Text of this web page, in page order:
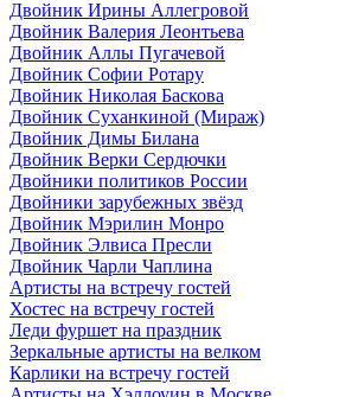
Двойник Ирины Аллегровой
Двойник Валерия Леонтьева
Двойник Аллы Пугачевой
Двойник Софии Ротару
Двойник Николая Баскова
Двойник Суханкиной (Мираж)
Двойник Димы Билана
Двойник Верки Сердючки
Двойники политиков России
Двойники зарубежных звёзд
Двойник Мэрилин Монро
Двойник Элвиса Пресли
Двойник Чарли Чаплина
Артисты на встречу гостей
Хостес на встречу гостей
Леди фуршет на праздник
Зеркальные артисты на велком
Карлики на встречу гостей